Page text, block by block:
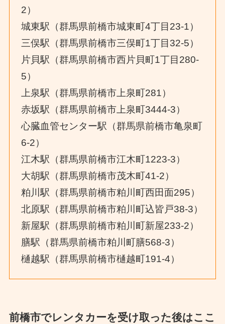
2）
城東駅（群馬県前橋市城東町4丁目23-1）
三俣駅（群馬県前橋市三俣町1丁目32-5）
片貝駅（群馬県前橋市西片貝町1丁目280-
5）
上泉駅（群馬県前橋市上泉町281）
赤坂駅（群馬県前橋市上泉町3444-3）
心臓血管センター駅（群馬県前橋市亀泉町
6-2）
江木駅（群馬県前橋市江木町1223-3）
大胡駅（群馬県前橋市茂木町41-2）
粕川駅（群馬県前橋市粕川町西田面295）
北原駅（群馬県前橋市粕川町込皆戸38-3）
新屋駅（群馬県前橋市粕川町新屋233-2）
膳駅（群馬県前橋市粕川町膳568-3）
樋越駅（群馬県前橋市樋越町191-4）
前橋市でレンタカーを受け取った後はここ